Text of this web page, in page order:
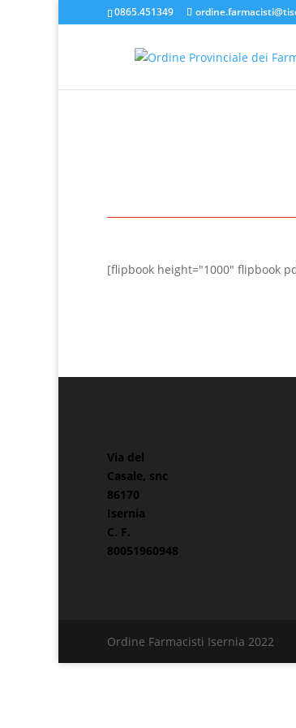
0865.451349
[flipbook height="1000" flipbook
Via del
Casale, snc
86170
Isernia
C. F.
80051960948
Ordine Farmacisti Isernia 2022